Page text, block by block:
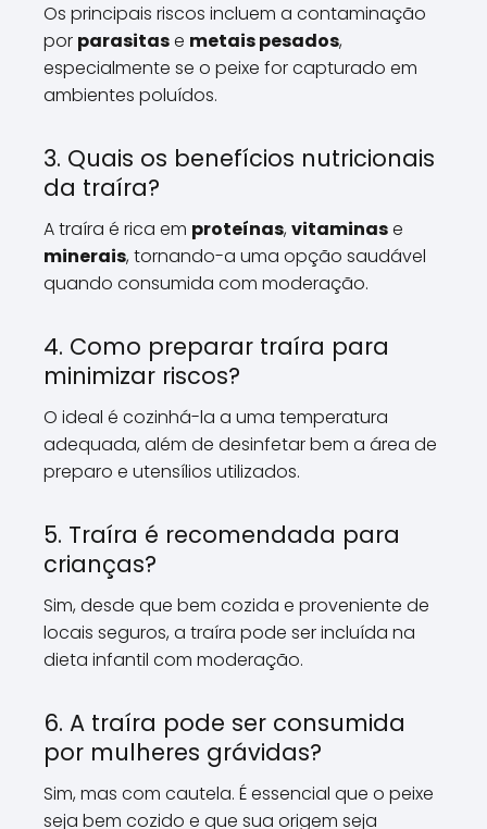
Os principais riscos incluem a contaminação
por parasitase metais pesados,
especialmente se o peixe for capturado em
ambientes poluídos.
3. Quais os benefícios nutricionais
da traíra?
A traíra é rica em proteínas,vitaminase
minerais, tornando-a uma opção saudável
quando consumida com moderação.
4. Como preparar traíra para
minimizar riscos?
O ideal é cozinhá-la a uma temperatura
adequada, além de desinfetar bem a área de
preparo e utensílios utilizados.
5. Traíra é recomendada para
crianças?
Sim, desde que bem cozida e proveniente de
locais seguros, a traíra pode ser incluída na
dieta infantil com moderação.
6. A traíra pode ser consumida
por mulheres grávidas?
Sim, mas com cautela. É essencial que o peixe
seja bem cozido e que sua origem seja